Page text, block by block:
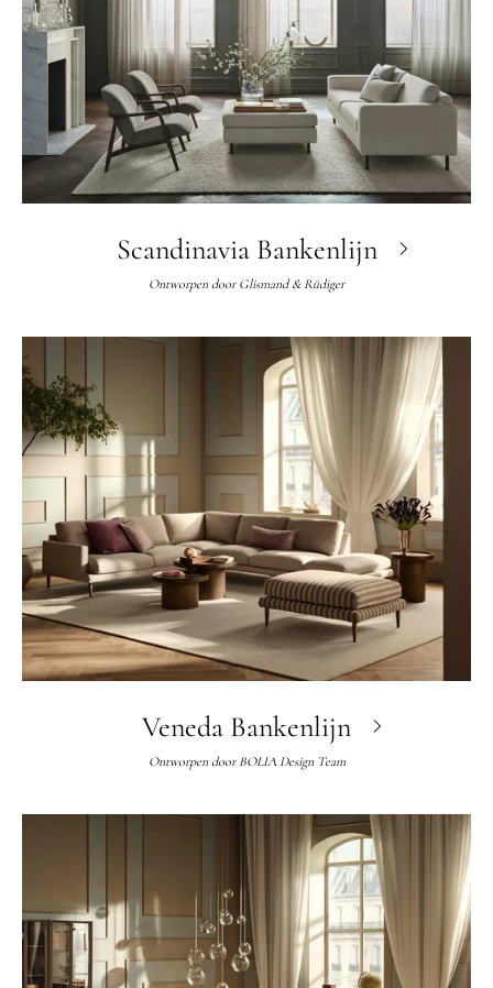
Scandinavia Bankenlijn
Ontworpen door Glismand & Rüdiger
Veneda Bankenlijn
Ontworpen door BOLIA Design Team